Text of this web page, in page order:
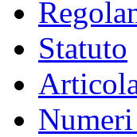
Statuto